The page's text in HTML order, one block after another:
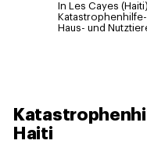
In Les Cayes
Haus- und
Haiti